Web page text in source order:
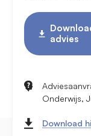
advies
Onderwijs,
Download